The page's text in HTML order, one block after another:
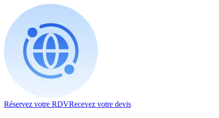
Réservez votre RDVRecevez votre devis